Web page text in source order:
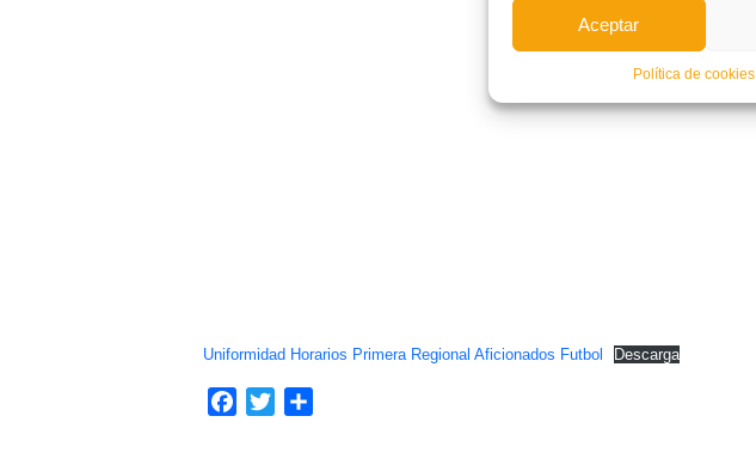
Aceptar
Política de cookies
Uniformidad Horarios Primera Regional Aficionados Futbol Descarga
Facebook
Twitter